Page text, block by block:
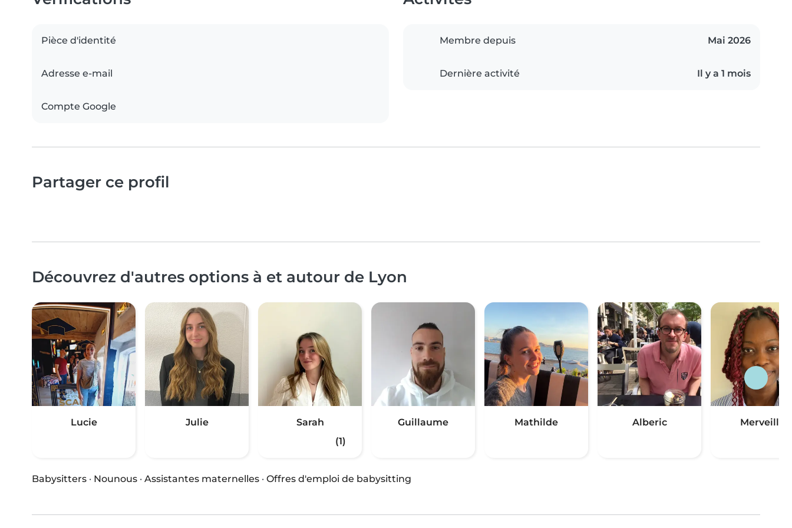
Pièce d'identité
Adresse e-mail
Compte Google
Membre depuis Mai 2026
Dernière activité Il y a 1 mois
Partager ce profil
Découvrez d'autres options à et autour de Lyon
Lucie Julie
Sarah
(1)
Guillaume Mathilde Alberic Merveille
Babysitters · Nounous · Assistantes maternelles · Offres d'emploi de babysitting